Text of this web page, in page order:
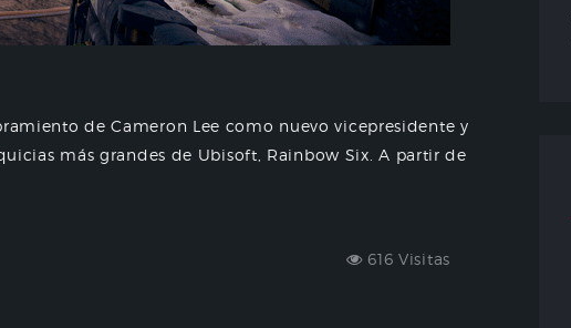
de Cameron Lee como nuevo vicepresidente y
más grandes de Ubisoft, Rainbow Six. A partir de
616 Visitas